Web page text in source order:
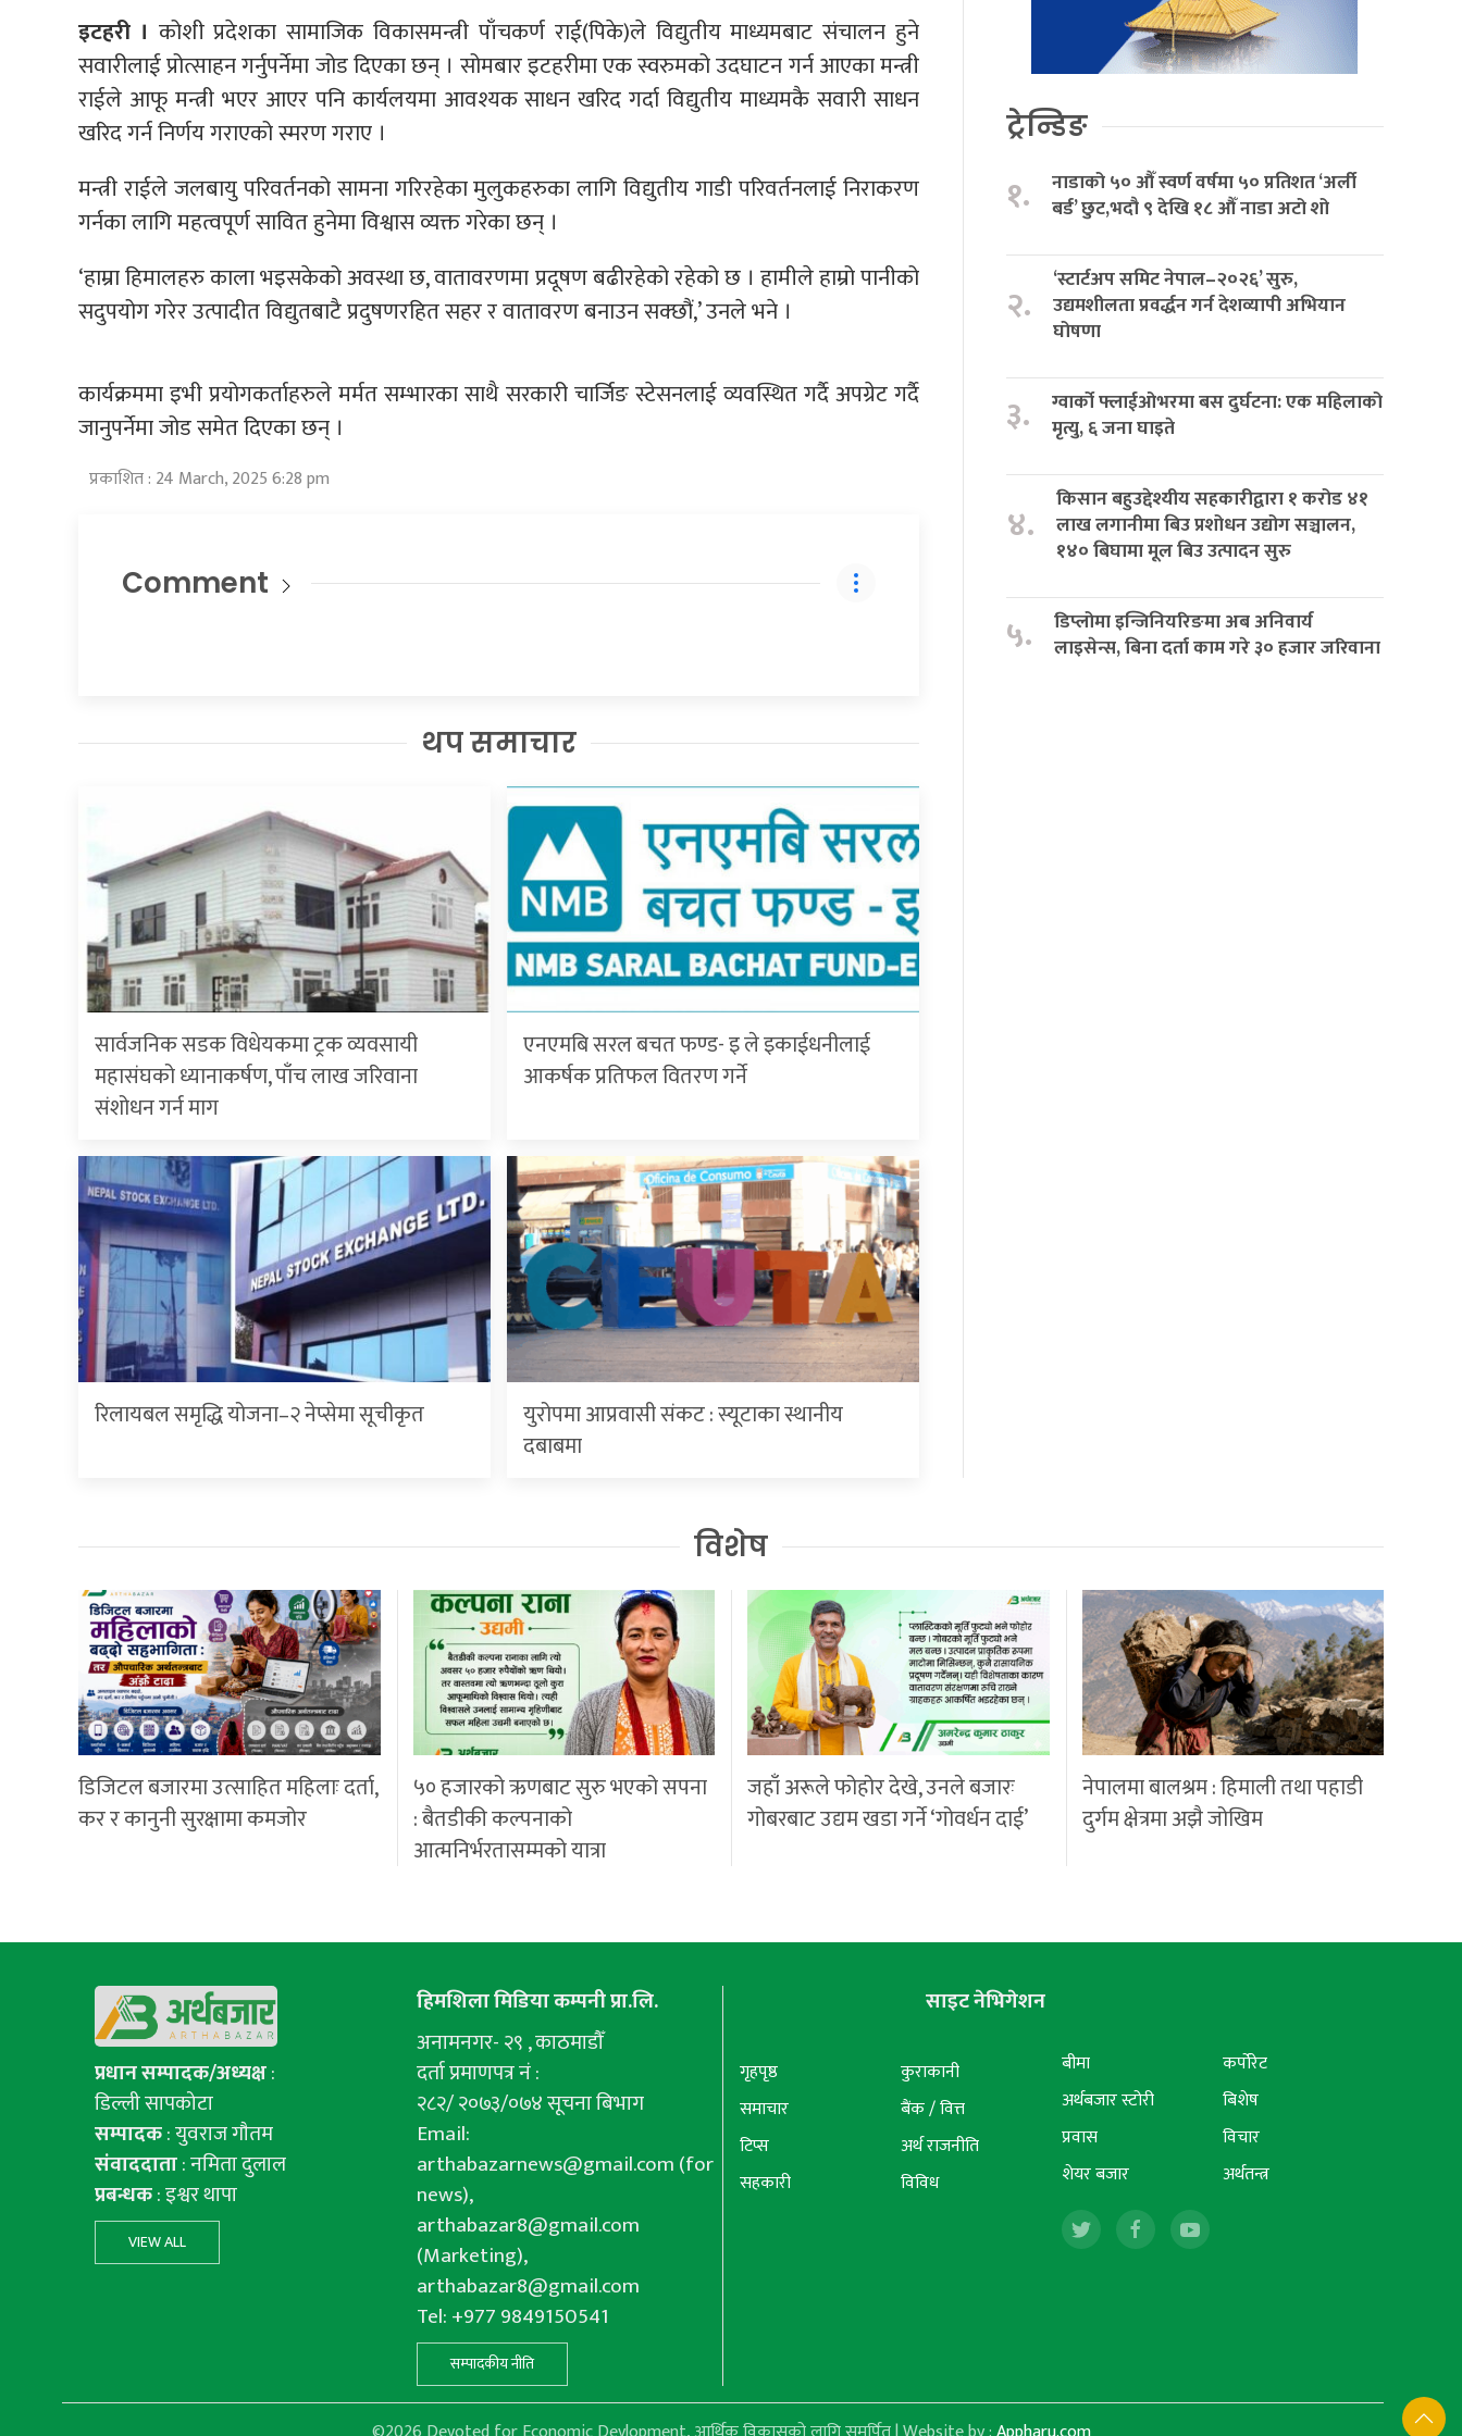
इटहरी । कोशी प्रदेशका सामाजिक विकासमन्त्री पाँचकर्ण राई(पिके)ले विद्युतीय माध्यमबाट संचालन हुने
सवारीलाई प्रोत्साहन गर्नुपर्नेमा जोड दिएका छन् । सोमबार इटहरीमा एक स्वरुमको उदघाटन गर्न आएका मन्त्री
राईले आफू मन्त्री भएर आएर पनि कार्यलयमा आवश्यक साधन खरिद गर्दा विद्युतीय माध्यमकै सवारी साधन
खरिद गर्न निर्णय गराएको स्मरण गराए ।
मन्त्री राईले जलबायु परिवर्तनको सामना गरिरहेका मुलुकहरुका लागि विद्युतीय गाडी परिवर्तनलाई निराकरण
गर्नका लागि महत्वपूर्ण सावित हुनेमा विश्वास व्यक्त गरेका छन् ।
‘हाम्रा हिमालहरु काला भइसकेको अवस्था छ, वातावरणमा प्रदूषण बढीरहेको रहेको छ । हामीले हाम्रो पानीको
सदुपयोग गरेर उत्पादीत विद्युतबाटै प्रदुषणरहित सहर र वातावरण बनाउन सक्छौं,’ उनले भने ।
कार्यक्रममा इभी प्रयोगकर्ताहरुले मर्मत सम्भारका साथै सरकारी चार्जिङ स्टेसनलाई व्यवस्थित गर्दै अपग्रेट गर्दै
जानुपर्नेमा जोड समेत दिएका छन् ।
प्रकाशित : 24 March, 2025 6:28 pm
Comment
थप समाचार
सार्वजनिक सडक विधेयकमा ट्रक व्यवसायी
महासंघको ध्यानाकर्षण, पाँच लाख जरिवाना
संशोधन गर्न माग
एनएमबि सरल बचत फण्ड- इ ले इकाईधनीलाई
आकर्षक प्रतिफल वितरण गर्ने
रिलायबल समृद्धि योजना–२ नेप्सेमा सूचीकृत
युरोपमा आप्रवासी संकट : स्यूटाका स्थानीय
दबाबमा
ट्रेन्डिङ
१.
नाडाको ५० औँ स्वर्ण वर्षमा ५० प्रतिशत ‘अर्ली
बर्ड’ छुट,भदौ ९ देखि १८ औँ नाडा अटो शो
२.
‘स्टार्टअप समिट नेपाल–२०२६’ सुरु,
उद्यमशीलता प्रवर्द्धन गर्न देशव्यापी अभियान
घोषणा
३.
ग्वार्को फ्लाईओभरमा बस दुर्घटना: एक महिलाको
मृत्यु, ६ जना घाइते
४.
किसान बहुउद्देश्यीय सहकारीद्वारा १ करोड ४१
लाख लगानीमा बिउ प्रशोधन उद्योग सञ्चालन,
१४० बिघामा मूल बिउ उत्पादन सुरु
५.
डिप्लोमा इन्जिनियरिङमा अब अनिवार्य
लाइसेन्स, बिना दर्ता काम गरे ३० हजार जरिवाना
विशेष
डिजिटल बजारमा उत्साहित महिलाः दर्ता,
कर र कानुनी सुरक्षामा कमजोर
५० हजारको ऋणबाट सुरु भएको सपना
: बैतडीकी कल्पनाको
आत्मनिर्भरतासम्मको यात्रा
जहाँ अरूले फोहोर देखे, उनले बजारः
गोबरबाट उद्यम खडा गर्ने ‘गोवर्धन दाई’
नेपालमा बालश्रम : हिमाली तथा पहाडी
दुर्गम क्षेत्रमा अझै जोखिम
प्रधान सम्पादक/अध्यक्ष:
डिल्ली सापकोटा
सम्पादक: युवराज गाैतम
संवाददाता: नमिता दुलाल
प्रबन्धक: इश्वर थापा
VIEW ALL
हिमशिला मिडिया कम्पनी प्रा.लि.
अनामनगर- २९ , काठमाडौँ
दर्ता प्रमाणपत्र नं :
२८२/ २०७३/०७४ सूचना बिभाग
Email:
arthabazarnews@gmail.com(for
news),
arthabazar8@gmail.com
(Marketing),
arthabazar8@gmail.com
Tel: +977 9849150541
सम्पादकीय नीति
साइट नेभिगेशन
गृहपृष्ठ
समाचार
टिप्स
सहकारी
कुराकानी
बैंक / वित्त
अर्थ राजनीति
विविध
बीमा
अर्थबजार स्टोरी
प्रवास
शेयर बजार
कर्पोरेट
बिशेष
विचार
अर्थतन्त्र